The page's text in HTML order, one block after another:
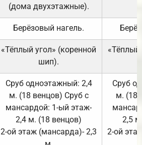
(дома двухэтажные).
Берёзовый нагель.
«Тёплый угол» (коренной
шип).
«Тёплый
Сруб одноэтажный: 2,4
м. (18 венцов) Сруб с
мансардой: 1-ый этаж-
2,4 м. (18 венцов)
2-ой этаж (мансарда)- 2,3
Сруб
м. (18
2,5
2-ой